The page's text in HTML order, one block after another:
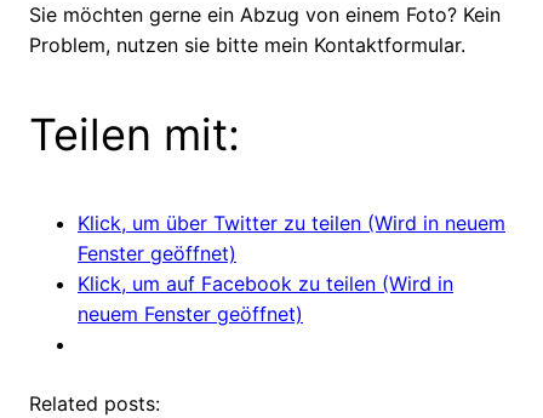
Sie möchten gerne ein Abzug von einem Foto? Kein
Problem, nutzen sie bitte mein Kontaktformular.
Teilen mit:
Klick, um über Twitter zu teilen (Wird in neuem
Fenster geöffnet)
Klick, um auf Facebook zu teilen (Wird in
neuem Fenster geöffnet)
Related posts: